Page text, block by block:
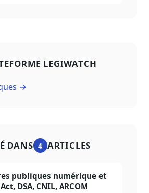
LEGIWATCH
→
DANS 4 ARTICLES
publiques numérique et
DSA, CNIL, ARCOM